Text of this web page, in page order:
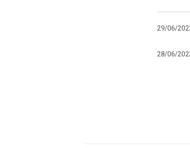
29/06/
28/06/